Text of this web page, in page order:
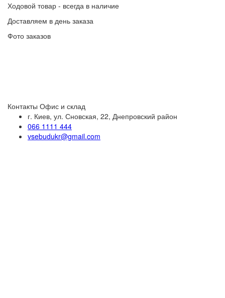
Ходовой товар - всегда в наличие
Доставляем в день заказа
Фото заказов
Контакты Офис и склад
г. Киев, ул. Сновская, 22, Днепровский район
066 1111 444
vsebudukr@gmail.com